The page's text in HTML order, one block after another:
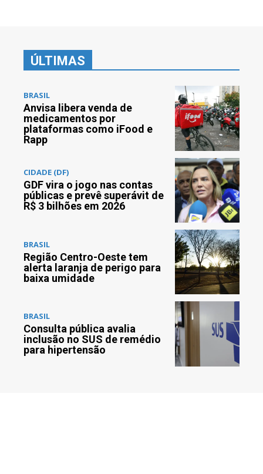
ÚLTIMAS
BRASIL
Anvisa libera venda de
medicamentos por
plataformas como iFood e
Rapp
CIDADE (DF)
GDF vira o jogo nas contas
públicas e prevê superávit de
R$ 3 bilhões em 2026
BRASIL
Região Centro-Oeste tem
alerta laranja de perigo para
baixa umidade
BRASIL
Consulta pública avalia
inclusão no SUS de remédio
para hipertensão